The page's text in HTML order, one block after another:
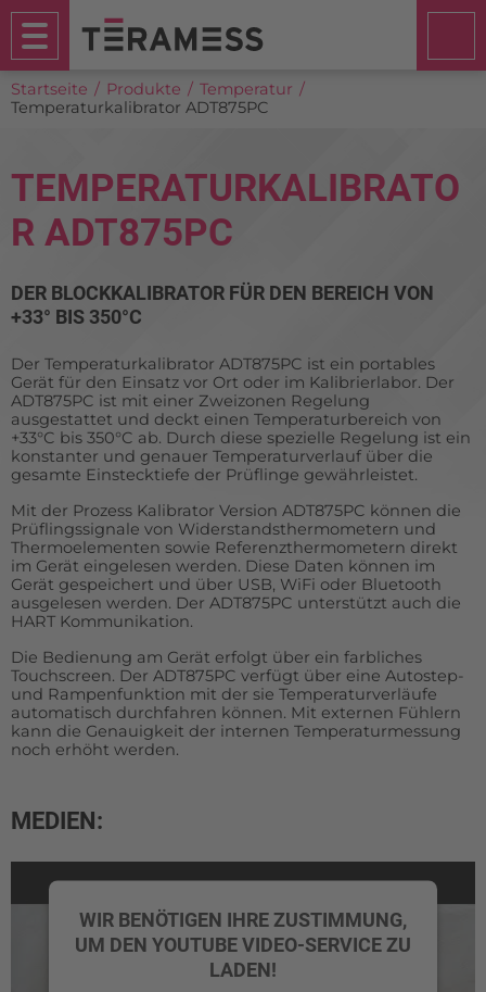
Startseite Produkte
Temperatur
Temperaturkalibrator ADT875PC
TEMPERATURKALIBRATO
R ADT875PC
DER BLOCKKALIBRATOR FÜR DEN BEREICH VON
+33° BIS 350°C
Der Temperaturkalibrator ADT875PC ist ein portables
Gerät für den Einsatz vor Ort oder im Kalibrierlabor. Der
ADT875PC ist mit einer Zweizonen Regelung
ausgestattet und deckt einen Temperaturbereich von
+33°C bis 350°C ab. Durch diese spezielle Regelung ist ein
konstanter und genauer Temperaturverlauf über die
gesamte Einstecktiefe der Prüflinge gewährleistet.
Mit der Prozess Kalibrator Version ADT875PC können die
Prüflingssignale von Widerstandsthermometern und
Thermoelementen sowie Referenzthermometern direkt
im Gerät eingelesen werden. Diese Daten können im
Gerät gespeichert und über USB, WiFi oder Bluetooth
ausgelesen werden. Der ADT875PC unterstützt auch die
HART Kommunikation.
Die Bedienung am Gerät erfolgt über ein farbliches
Touchscreen. Der ADT875PC verfügt über eine Autostep-
und Rampenfunktion mit der sie Temperaturverläufe
automatisch durchfahren können. Mit externen Fühlern
kann die Genauigkeit der internen Temperaturmessung
noch erhöht werden.
MEDIEN:
WIR BENÖTIGEN IHRE ZUSTIMMUNG,
UM DEN YOUTUBE VIDEO-SERVICE ZU
LADEN!